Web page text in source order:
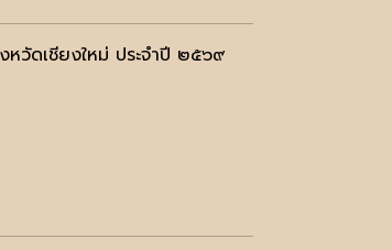
วัดเชียงใหม่ ประจำปี ๒๕๖๙